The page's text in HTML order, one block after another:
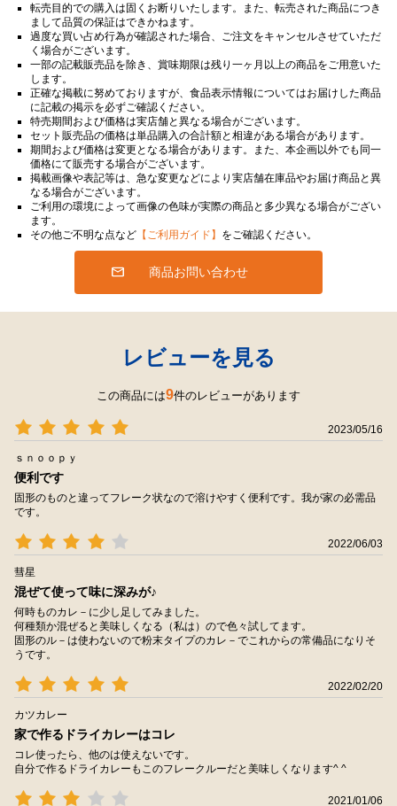
転売目的での購入は固くお断りいたします。また、転売された商品につき
まして品質の保証はできかねます。
過度な買い占め行為が確認された場合、ご注文をキャンセルさせていただ
く場合がございます。
一部の記載販売品を除き、賞味期限は残り一ヶ月以上の商品をご用意いた
します。
正確な掲載に努めておりますが、食品表示情報についてはお届けした商品
に記載の掲示を必ずご確認ください。
特売期間および価格は実店舗と異なる場合がございます。
セット販売品の価格は単品購入の合計額と相違がある場合があります。
期間および価格は変更となる場合があります。また、本企画以外でも同一
価格にて販売する場合がございます。
掲載画像や表記等は、急な変更などにより実店舗在庫品やお届け商品と異
なる場合がございます。
ご利用の環境によって画像の色味が実際の商品と多少異なる場合がござい
ます。
その他ご不明な点など 【ご利用ガイド】 をご確認ください。
商品お問い合わせ
レビューを見る
この商品には9件のレビューがあります
2023/05/16
ｓｎｏｏｐｙ
便利です
固形のものと違ってフレーク状なので溶けやすく便利です。我が家の必需品
です。
2022/06/03
彗星
混ぜて使って味に深みが♪
何時ものカレ－に少し足してみました。
何種類か混ぜると美味しくなる（私は）ので色々試してます。
固形のル－は使わないので粉末タイプのカレ－でこれからの常備品になりそ
うです。
2022/02/20
カツカレー
家で作るドライカレーはコレ
コレ使ったら、他のは使えないです。
自分で作るドライカレーもこのフレークルーだと美味しくなります^ ^
2021/01/06